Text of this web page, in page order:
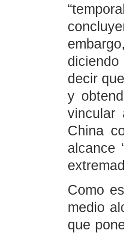
decir
y
vincular
China
alcance
Como
medio
que